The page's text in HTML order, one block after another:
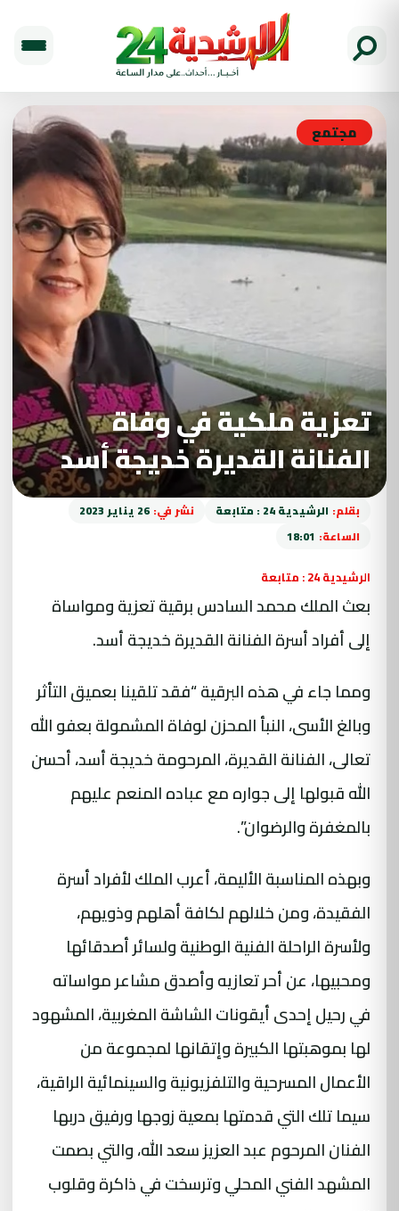
مجتمع
تعزية ملكية في وفاة
الفنانة القديرة خديجة أسد
بقلم: الرشيدية 24 : متابعة نشر في: 26 يناير 2023
الساعة: 18:01
الرشيدية 24 : متابعة
بعث الملك محمد السادس برقية تعزية ومواساة
إلى أفراد أسرة الفنانة القديرة خديجة أسد.
ومما جاء في هذه البرقية “فقد تلقينا بعميق التأثر
وبالغ الأسى، النبأ المحزن لوفاة المشمولة بعفو الله
تعالى، الفنانة القديرة، المرحومة خديجة أسد، أحسن
الله قبولها إلى جواره مع عباده المنعم عليهم
بالمغفرة والرضوان”.
وبهذه المناسبة الأليمة، أعرب الملك لأفراد أسرة
الفقيدة، ومن خلالهم لكافة أهلهم وذويهم،
ولأسرة الراحلة الفنية الوطنية ولسائر أصدقائها
ومحبيها، عن أحر تعازيه وأصدق مشاعر مواساته
في رحيل إحدى أيقونات الشاشة المغربية، المشهود
لها بموهبتها الكبيرة وإتقانها لمجموعة من
الأعمال المسرحية والتلفزيونية والسينمائية الراقية،
سيما تلك التي قدمتها بمعية زوجها ورفيق دربها
الفنان المرحوم عبد العزيز سعد الله، والتي بصمت
المشهد الفني المحلي وترسخت في ذاكرة وقلوب